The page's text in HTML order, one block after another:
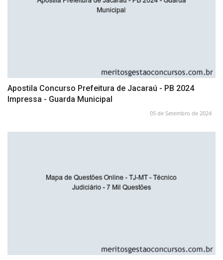
Apostila Concurso Prefeitura de Jacaraú - PB 2024
Impressa - Guarda Municipal
05 de Setembro de 2024